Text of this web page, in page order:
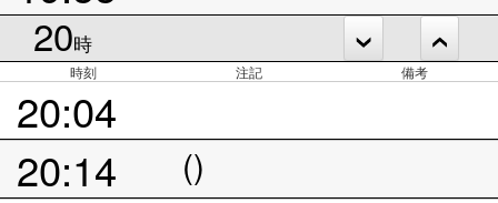
20時
時刻 注記 備考
20:04
20:14
()